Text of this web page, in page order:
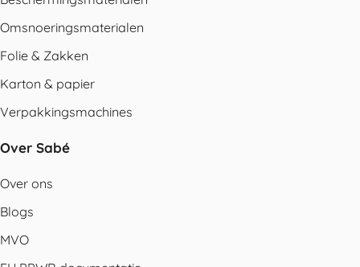
Omsnoeringsmaterialen
Folie & Zakken
Karton & papier
Verpakkingsmachines
Over Sabé
Over ons
Blogs
MVO